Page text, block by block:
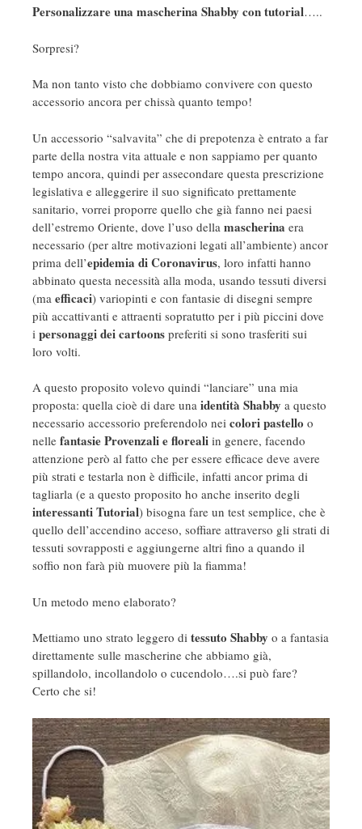
Personalizzare una mascherina Shabby con tutorial…..
Sorpresi?
Ma non tanto visto che dobbiamo convivere con questo
accessorio ancora per chissà quanto tempo!
Un accessorio “salvavita” che di prepotenza è entrato a far
parte della nostra vita attuale e non sappiamo per quanto
tempo ancora, quindi per assecondare questa prescrizione
legislativa e alleggerire il suo significato prettamente
sanitario, vorrei proporre quello che già fanno nei paesi
dell’estremo Oriente, dove l’uso della mascherina era
necessario (per altre motivazioni legati all’ambiente) ancor
prima dell’epidemia di Coronavirus, loro infatti hanno
abbinato questa necessità alla moda, usando tessuti diversi
(ma efficaci) variopinti e con fantasie di disegni sempre
più accattivanti e attraenti sopratutto per i più piccini dove
i personaggi dei cartoons preferiti si sono trasferiti sui
loro volti.
A questo proposito volevo quindi “lanciare” una mia
proposta: quella cioè di dare una identità Shabby a questo
necessario accessorio preferendolo nei colori pastello o
nelle fantasie Provenzali e floreali in genere, facendo
attenzione però al fatto che per essere efficace deve avere
più strati e testarla non è difficile, infatti ancor prima di
tagliarla (e a questo proposito ho anche inserito degli
interessanti Tutorial) bisogna fare un test semplice, che è
quello dell’accendino acceso, soffiare attraverso gli strati di
tessuti sovrapposti e aggiungerne altri fino a quando il
soffio non farà più muovere più la fiamma!
Un metodo meno elaborato?
Mettiamo uno strato leggero di tessuto Shabby o a fantasia
direttamente sulle mascherine che abbiamo già,
spillandolo, incollandolo o cucendolo….si può fare?
Certo che si!